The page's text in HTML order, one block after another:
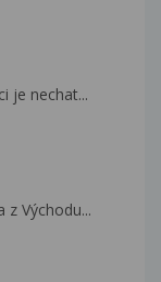
je nechat...
Východu...